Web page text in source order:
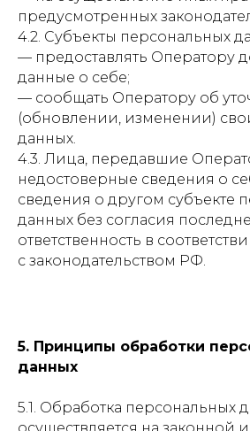
предусмотренных
4.2. Субъекты персональных
— предоставлять Оператору
данные о себе;
— сообщать Оператору об
(обновлении, изменении)
данных.
4.3. Лица, передавшие
недостоверные сведения о
сведения о другом субъекте
данных без согласия
ответственность в
с законодательством РФ.
5. Принципы обработки
данных
5.1. Обработка персональных